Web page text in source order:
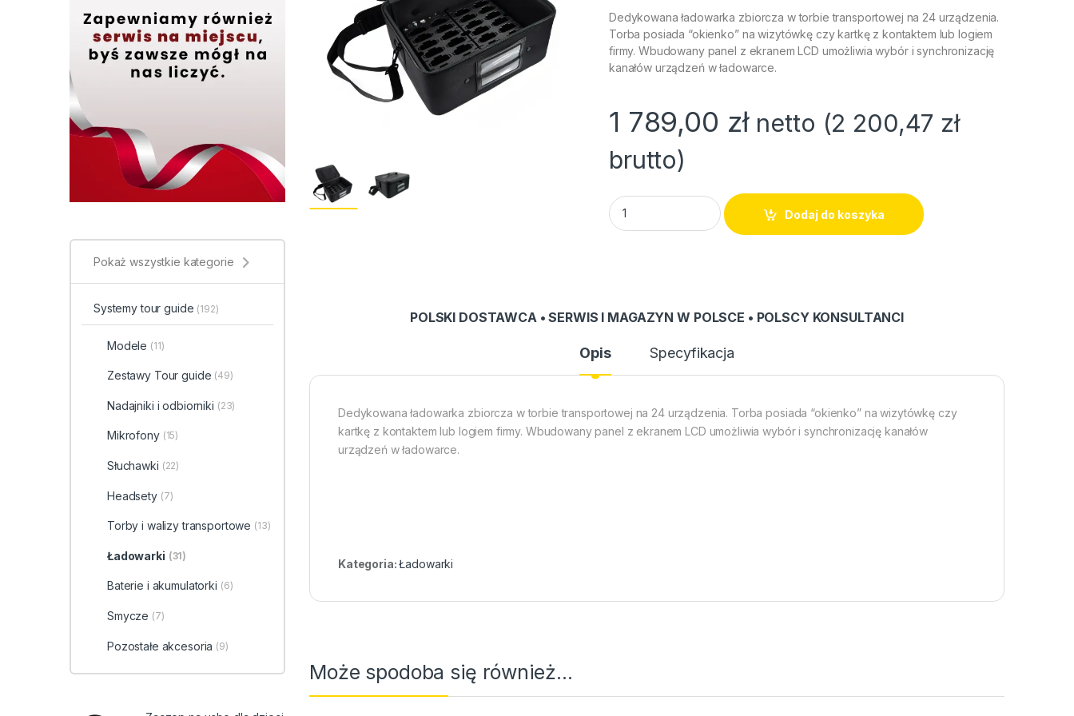
Dedykowana ładowarka zbiorcza w torbie transportowej na 24 urządzenia.
Torba posiada “okienko” na wizytówkę czy kartkę z kontaktem lub logiem
firmy. Wbudowany panel z ekranem LCD umożliwia wybór i synchronizację
kanałów urządzeń w ładowarce.
1 789,00 zł netto (2 200,47 zł
brutto)
Ładowarka Okayo WAVE CHG-24 quantity
Dodaj do koszyka
POLSKI DOSTAWCA • SERWIS I MAGAZYN W POLSCE • POLSCY KONSULTANCI
Opis Specyfikacja
Dedykowana ładowarka zbiorcza w torbie transportowej na 24 urządzenia. Torba posiada “okienko” na wizytówkę czy
kartkę z kontaktem lub logiem firmy. Wbudowany panel z ekranem LCD umożliwia wybór i synchronizację kanałów
urządzeń w ładowarce.
Kategoria:Ładowarki
Może spodoba się również…
Pokaż wszystkie kategorie
Systemy tour guide (192)
Modele (11)
Zestawy Tour guide (49)
Nadajniki i odbiorniki (23)
Mikrofony (15)
Słuchawki (22)
Headsety (7)
Torby i walizy transportowe (13)
Ładowarki (31)
Baterie i akumulatorki (6)
Smycze (7)
Pozostałe akcesoria (9)